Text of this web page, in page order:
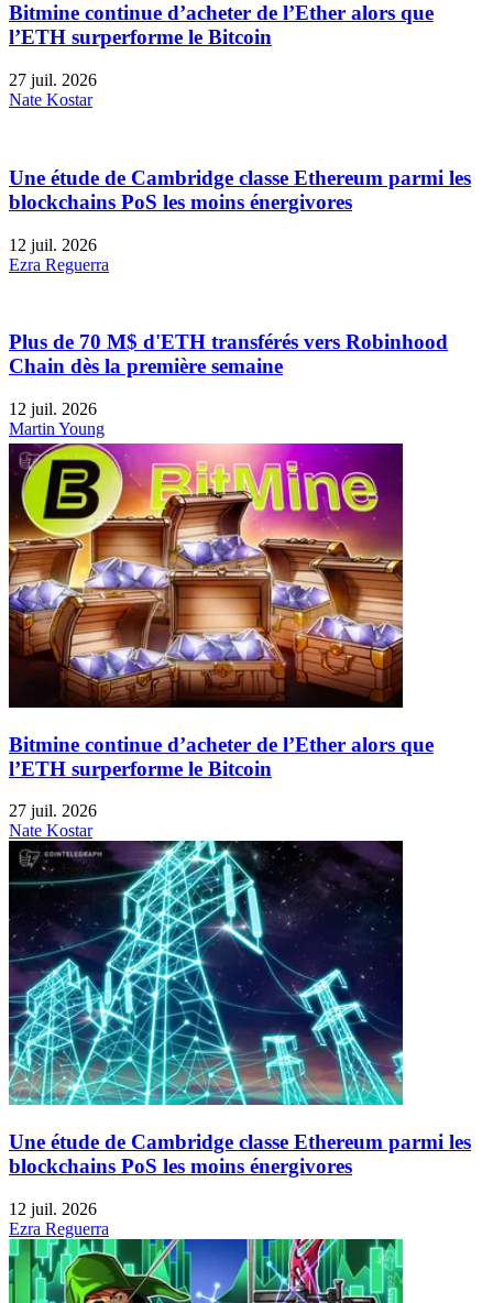
Bitmine continue d’acheter de l’Ether alors que
l’ETH surperforme le Bitcoin
27 juil. 2026
Nate Kostar
Une étude de Cambridge classe Ethereum parmi les
blockchains PoS les moins énergivores
12 juil. 2026
Ezra Reguerra
Plus de 70 M$ d'ETH transférés vers Robinhood
Chain dès la première semaine
12 juil. 2026
Martin Young
Bitmine continue d’acheter de l’Ether alors que
l’ETH surperforme le Bitcoin
27 juil. 2026
Nate Kostar
Une étude de Cambridge classe Ethereum parmi les
blockchains PoS les moins énergivores
12 juil. 2026
Ezra Reguerra